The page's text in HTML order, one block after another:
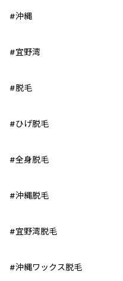
#沖縄
#宜野湾
#脱毛
#ひげ脱毛
#全身脱毛
#沖縄脱毛
#宜野湾脱毛
#沖縄ワックス脱毛